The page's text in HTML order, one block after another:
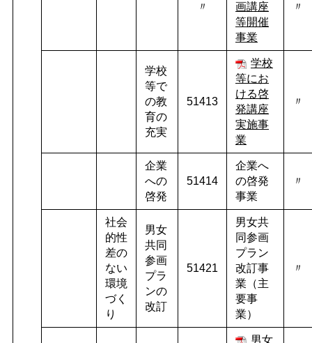
〃
画講座
等開催
事業
〃
学校
等で
の教
育の
充実
51413
学校
等にお
ける啓
発講座
実施事
業
〃
企業
への
啓発
51414
企業へ
の啓発
事業
〃
社会
的性
差の
ない
環境
づく
り
男女
共同
参画
プラ
ンの
改訂
51421
男女共
同参画
プラン
改訂事
業（主
要事
業）
〃
男女